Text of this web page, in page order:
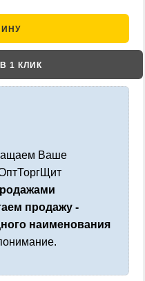
1 КЛИК
Ваше
продажу -
наименования